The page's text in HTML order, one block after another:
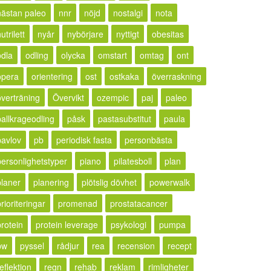
paleo nnr nöjd nostalgi
nota
nyår nybörjare nyttigt
obesitas
odling olycka omstart omtag
ont
orientering ost ostkaka
överraskning
Övervikt ozempic paj
paleo
påsk pastasubstitut
paula
pb periodisk fasta
personbästa
piano pilatesboll
plan
planering plötslig dövhet
powerwalk
promenad
prostatacancer
protein leverage psykologi
pumpa
pyssel rådjur rea recension
recept
regn rehab reklam rimligheter